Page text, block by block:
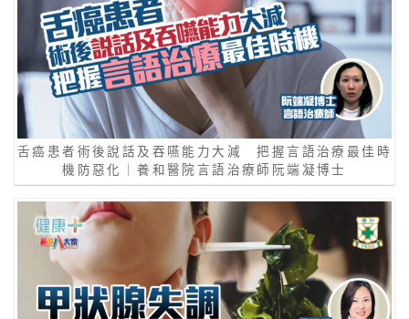
舌癌患者術後說話及吞嚥能力大減 把握言語治療最佳時
機防惡化｜養和醫院言語治療師阮端凝博士